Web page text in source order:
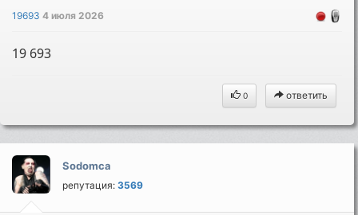
196934 июля 2026
19 693
0 ответить
Sodomca
репутация:3569